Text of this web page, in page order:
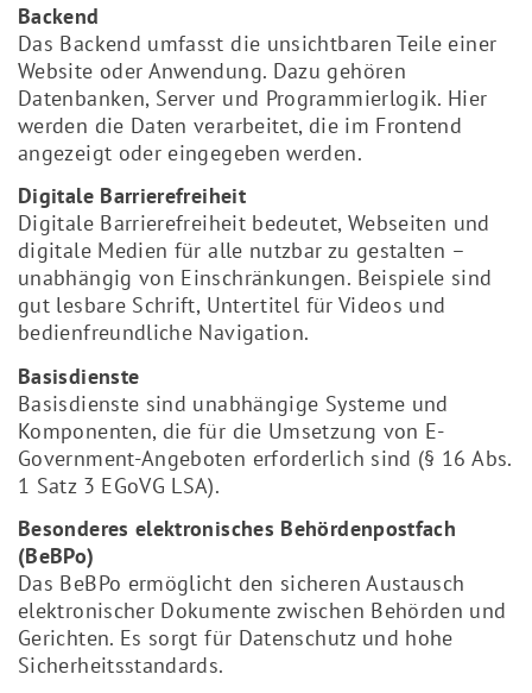
Backend
Das Backend umfasst die unsichtbaren Teile einer
Website oder Anwendung. Dazu gehören
Datenbanken, Server und Programmierlogik. Hier
werden die Daten verarbeitet, die im Frontend
angezeigt oder eingegeben werden.
Digitale Barrierefreiheit
Digitale Barrierefreiheit bedeutet, Webseiten und
digitale Medien für alle nutzbar zu gestalten –
unabhängig von Einschränkungen. Beispiele sind
gut lesbare Schrift, Untertitel für Videos und
bedienfreundliche Navigation.
Basisdienste
Basisdienste sind unabhängige Systeme und
Komponenten, die für die Umsetzung von E-
Government-Angeboten erforderlich sind (§ 16 Abs.
1 Satz 3 EGoVG LSA).
Besonderes elektronisches Behördenpostfach
(BeBPo)
Das BeBPo ermöglicht den sicheren Austausch
elektronischer Dokumente zwischen Behörden und
Gerichten. Es sorgt für Datenschutz und hohe
Sicherheitsstandards.